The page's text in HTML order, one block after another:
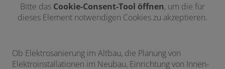
Bitte das Cookie-Consent-Tool öffnen, um die für
dieses Element notwendigen Cookies zu akzeptieren.
Ob Elektrosanierung im Altbau, die Planung von
Elektroinstallationen im Neubau, Einrichtung von Innen-